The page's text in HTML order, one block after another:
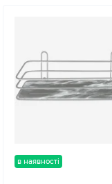
в наявності